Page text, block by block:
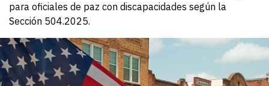
para oficiales de paz con discapacidades según la
Sección 504.2025.